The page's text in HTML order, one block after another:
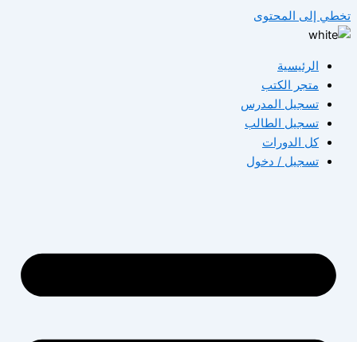
تخطي إلى المحتوى
الرئيسية
متجر الكتب
تسجيل المدرس
تسجيل الطالب
كل الدورات
تسجيل / دخول